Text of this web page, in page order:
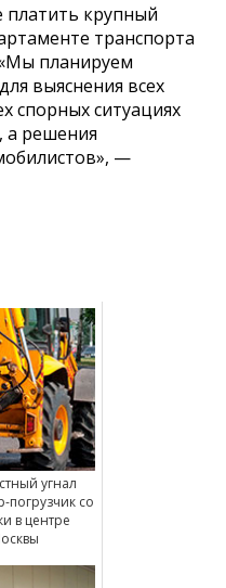
платить крупный
транспорта
планируем
выяснения всех
спорных ситуациях
а решения
—
угнал
погрузчик со
в центре